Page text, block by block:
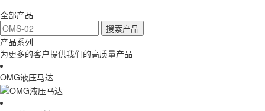
全部产品
产品系列
为更多的客户提供我们的高质量产品
OMG液压马达